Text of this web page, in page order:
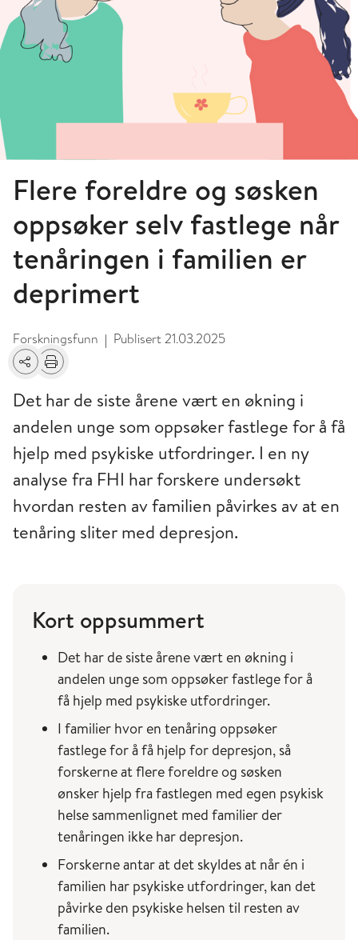
Flere foreldre og søsken
oppsøker selv fastlege når
tenåringen i familien er
deprimert
Forskningsfunn | Publisert21.03.2025
Del Skriv ut
Det har de siste årene vært en økning i
andelen unge som oppsøker fastlege for å få
hjelp med psykiske utfordringer. I en ny
analyse fra FHI har forskere undersøkt
hvordan resten av familien påvirkes av at en
tenåring sliter med depresjon.
Kort oppsummert
Det har de siste årene vært en økning i
andelen unge som oppsøker fastlege for å
få hjelp med psykiske utfordringer.
I familier hvor en tenåring oppsøker
fastlege for å få hjelp for depresjon, så
forskerne at flere foreldre og søsken
ønsker hjelp fra fastlegen med egen psykisk
helse sammenlignet med familier der
tenåringen ikke har depresjon.
Forskerne antar at det skyldes at når én i
familien har psykiske utfordringer, kan det
påvirke den psykiske helsen til resten av
familien.